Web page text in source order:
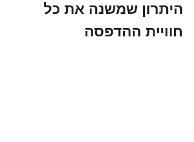
היתרון שמשנה את כל
חוויית ההדפסה